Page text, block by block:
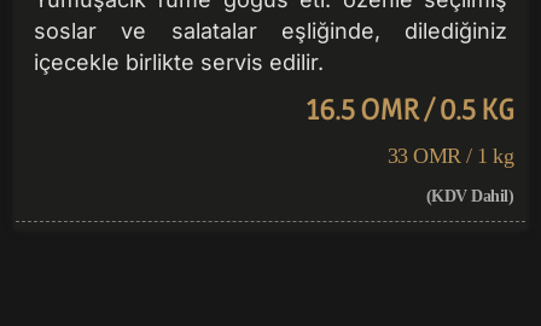
soslar ve salatalar eşliğinde, dilediğiniz
içecekle birlikte servis edilir.
16.5 OMR / 0.5 KG
33 OMR / 1 kg
(KDV Dahil)